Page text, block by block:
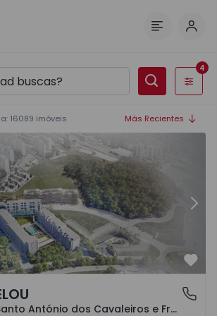
Filtros
4
: 16089 imóveis Más Recientes
Cavaleiros e Frielas, Lisboa
Santo António dos Cavaleiros e Frielas, Lisboa